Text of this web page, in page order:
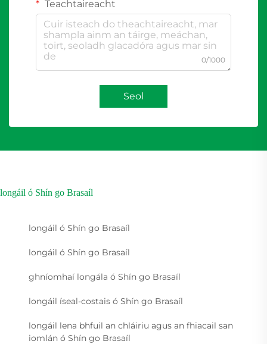
Teachtaireacht
0/1000
Seol
longáil ó Shín go Brasaíl
longáil ó Shín go Brasaíl
longáil ó Shín go Brasaíl
ghníomhaí longála ó Shín go Brasaíl
longáil íseal-costais ó Shín go Brasaíl
longáil lena bhfuil an chláiriu agus an fhiacail san
iomlán ó Shín go Brasaíl